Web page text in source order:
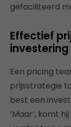
gefaciliteerd
Effectief
investering
Een pricing
prijsstrategie
best een
‘Maar’, komt